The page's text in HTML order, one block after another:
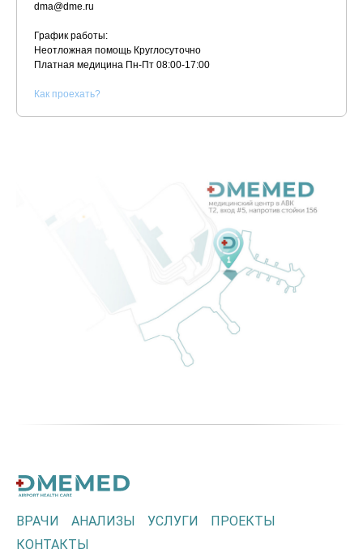
dma@dme.ru
График работы:
Неотложная помощь Круглосуточно
Платная медицина Пн-Пт 08:00-17:00
Как проехать?
ВРАЧИ АНАЛИЗЫ УСЛУГИ
ПРОЕКТЫ
КОНТАКТЫ